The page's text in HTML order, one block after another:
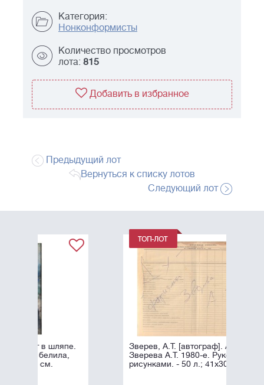
Категория:
Нонконформисты
Количество просмотров
лота: 815
Добавить в избранное
Предыдущий лот
Вернуться к списку лотов
Следующий лот
Зверев, А.Т. [автограф]. Афоризмы
Зверева А.Т. 1980-е. Рукопись с
рисунками. - 50 л.; 41x30 см.